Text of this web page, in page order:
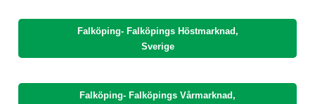
Falköping- Falköpings Höstmarknad,
Sverige
Falköping- Falköpings Vårmarknad,